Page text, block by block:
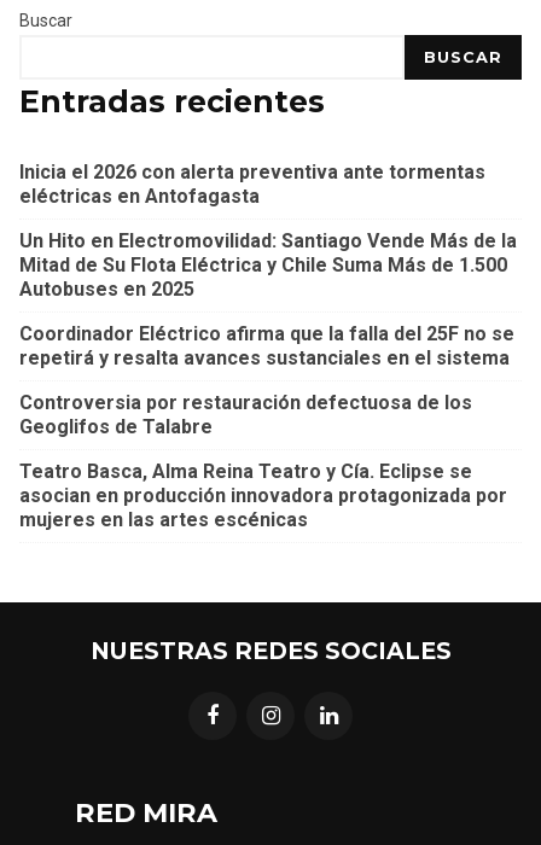
Buscar
BUSCAR
Entradas recientes
Inicia el 2026 con alerta preventiva ante tormentas
eléctricas en Antofagasta
Un Hito en Electromovilidad: Santiago Vende Más de la
Mitad de Su Flota Eléctrica y Chile Suma Más de 1.500
Autobuses en 2025
Coordinador Eléctrico afirma que la falla del 25F no se
repetirá y resalta avances sustanciales en el sistema
Controversia por restauración defectuosa de los
Geoglifos de Talabre
Teatro Basca, Alma Reina Teatro y Cía. Eclipse se
asocian en producción innovadora protagonizada por
mujeres en las artes escénicas
NUESTRAS REDES SOCIALES
RED MIRA